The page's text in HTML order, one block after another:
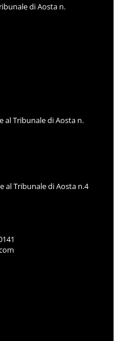
di Aosta n.
al Tribunale di Aosta n.
al Tribunale di Aosta n.4